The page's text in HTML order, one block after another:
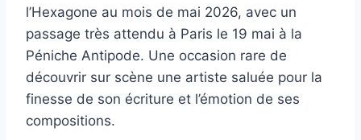
l’Hexagone au mois de mai 2026, avec un
passage très attendu à Paris le 19 mai à la
Péniche Antipode. Une occasion rare de
découvrir sur scène une artiste saluée pour la
finesse de son écriture et l’émotion de ses
compositions.